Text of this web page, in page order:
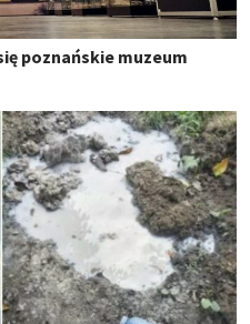
poznańskie muzeum